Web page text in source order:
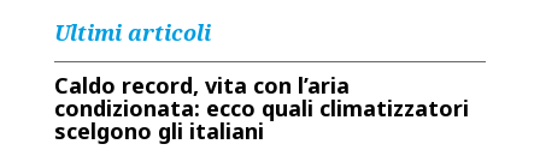
Ultimi articoli
Caldo record, vita con l’aria
condizionata: ecco quali climatizzatori
scelgono gli italiani